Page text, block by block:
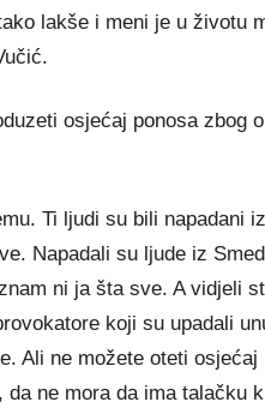
lakše i meni je u životu
osjećaj ponosa zbog
Ti ljudi su bili napadani
Napadali su ljude iz
ni ja šta sve. A vidjeli
koji su upadali
Ali ne možete oteti osjećaj
ne mora da ima talačku